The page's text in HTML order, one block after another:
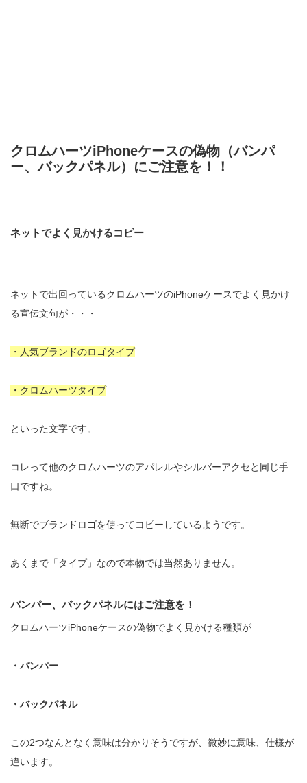
クロムハーツiPhoneケースの偽物（バンパ
ー、バックパネル）にご注意を！！
ネットでよく見かけるコピー
ネットで出回っているクロムハーツのiPhoneケースでよく見かけ
る宣伝文句が・・・
・人気ブランドのロゴタイプ
・クロムハーツタイプ
といった文字です。
コレって他のクロムハーツのアパレルやシルバーアクセと同じ手
口ですね。
無断でブランドロゴを使ってコピーしているようです。
あくまで「タイプ」なので本物では当然ありません。
バンパー、バックパネルにはご注意を！
クロムハーツiPhoneケースの偽物でよく見かける種類が
・バンパー
・バックパネル
この2つなんとなく意味は分かりそうですが、微妙に意味、仕様が
違います。